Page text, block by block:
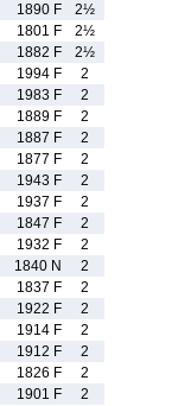
1890 F
2½
1801 F
2½
1882 F
2½
1994 F
2
1983 F
2
1889 F
2
1887 F
2
1877 F
2
1943 F
2
1937 F
2
1847 F
2
1932 F
2
1840 N
2
1837 F
2
1922 F
2
1914 F
2
1912 F
2
1826 F
2
1901 F
2